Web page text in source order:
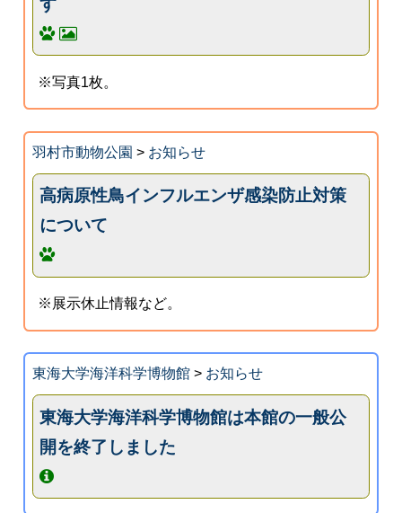
※写真1枚。
羽村市動物公園 > お知らせ
高病原性鳥インフルエンザ感染防止対策
について
※展示休止情報など。
東海大学海洋科学博物館> お知らせ
東海大学海洋科学博物館は本館の一般公
開を終了しました